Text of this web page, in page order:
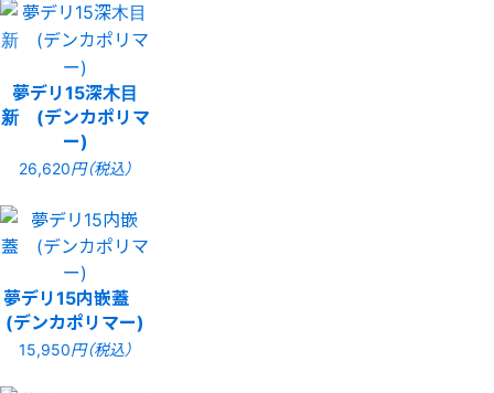
夢デリ15深木目
新 (デンカポリマ
ー)
26,620円（税込）
夢デリ15内嵌蓋
(デンカポリマー)
15,950円（税込）